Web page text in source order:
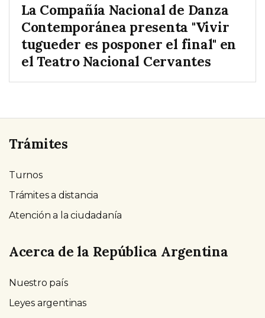
La Compañía Nacional de Danza
Contemporánea presenta "Vivir
tugueder es posponer el final" en
el Teatro Nacional Cervantes
Trámites
Turnos
Trámites a distancia
Atención a la ciudadanía
Acerca de la República Argentina
Nuestro país
Leyes argentinas